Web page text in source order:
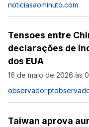
noticiasaominuto.com
Tensoes entre
declarações de
dos EUA
16 de maio de 2026 às
observador.pt
Taiwan aprova